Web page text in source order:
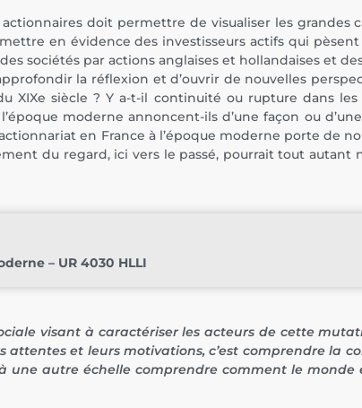
doit permettre de visualiser les grandes
en évidence des investisseurs actifs qui
sociétés par actions anglaises et hollandaises et
la réflexion et d’ouvrir de nouvelles
XIXe siècle ? Y a-t-il continuité ou rupture dans
moderne annoncent-ils d’une façon ou
en France à l’époque moderne porte de
du regard, ici vers le passé, pourrait tout autant
– UR 4030 HLLI
visant à caractériser les acteurs de cette
attentes et leurs motivations, c’est comprendre la
une autre échelle comprendre comment le